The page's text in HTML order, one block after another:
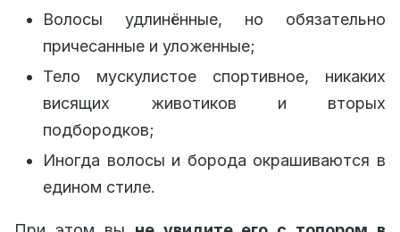
Волосы удлинённые, но обязательно
причесанные и уложенные;
Тело мускулистое спортивное, никаких
висящих животиков и вторых
подбородков;
Иногда волосы и борода окрашиваются в
едином стиле.